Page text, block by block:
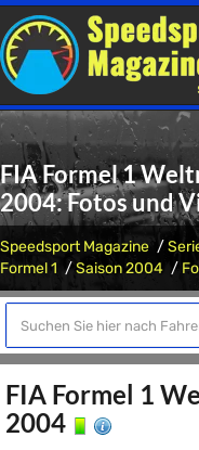
FIA Formel 1
2004: Fotos und
Speedsport Magazine
Formel 1
Saison 2004
FIA Formel 1
2004